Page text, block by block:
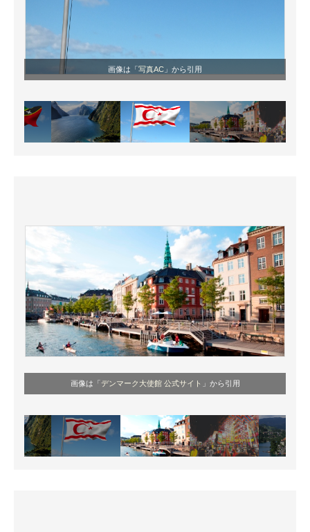
画像は「 写真AC 」から引用
画像は「 デンマーク大使館 公式サイト 」から引用